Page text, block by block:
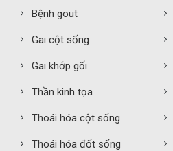
Bệnh gout
Gai cột sống
Gai khớp gối
Thần kinh tọa
Thoái hóa cột sống
Thoái hóa đốt sống